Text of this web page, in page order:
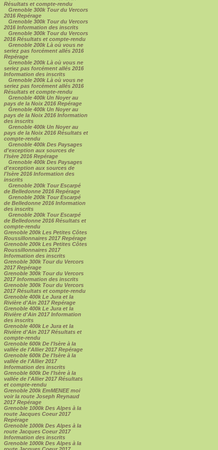
Résultats et compte-rendu
Grenoble 300k Tour du Vercors
2016 Repérage
Grenoble 300k Tour du Vercors
2016 Information des inscrits
Grenoble 300k Tour du Vercors
2016 Résultats et compte-rendu
Grenoble 200k Là où vous ne
seriez pas forcément allés 2016
Repérage
Grenoble 200k Là où vous ne
seriez pas forcément allés 2016
Information des inscrits
Grenoble 200k Là où vous ne
seriez pas forcément allés 2016
Résultats et compte-rendu
Grenoble 400k Un Noyer au
pays de la Noix 2016 Repérage
Grenoble 400k Un Noyer au
pays de la Noix 2016 Information
des inscrits
Grenoble 400k Un Noyer au
pays de la Noix 2016 Résultats et
compte-rendu
Grenoble 400k Des Paysages
d'exception aux sources de
l'Isère 2016 Repérage
Grenoble 400k Des Paysages
d'exception aux sources de
l'Isère 2016 Information des
inscrits
Grenoble 200k Tour Escarpé
de Belledonne 2016 Repérage
Grenoble 200k Tour Escarpé
de Belledonne 2016 Information
des inscrits
Grenoble 200k Tour Escarpé
de Belledonne 2016 Résultats et
compte-rendu
Grenoble 200k Les Petites Côtes
Roussillonnaires 2017 Repérage
Grenoble 200k Les Petites Côtes
Roussillonnaires 2017
Information des inscrits
Grenoble 300k Tour du Vercors
2017 Repérage
Grenoble 300k Tour du Vercors
2017 Information des inscrits
Grenoble 300k Tour du Vercors
2017 Résultats et compte-rendu
Grenoble 400k Le Jura et la
Rivière d'Ain 2017 Repérage
Grenoble 400k Le Jura et la
Rivière d'Ain 2017 Information
des inscrits
Grenoble 400k Le Jura et la
Rivière d'Ain 2017 Résultats et
compte-rendu
Grenoble 600k De l'Isère à la
vallée de l'Allier 2017 Repérage
Grenoble 600k De l'Isère à la
vallée de l'Allier 2017
Information des inscrits
Grenoble 600k De l'Isère à la
vallée de l'Allier 2017 Résultats
et compte-rendu
Grenoble 200k EmMENEE moi
voir la route Joseph Reynaud
2017 Repérage
Grenoble 1000k Des Alpes à la
route Jacques Coeur 2017
Repérage
Grenoble 1000k Des Alpes à la
route Jacques Coeur 2017
Information des inscrits
Grenoble 1000k Des Alpes à la